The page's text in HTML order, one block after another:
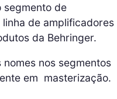
segmento de
de amplificadores
da Behringer.
nos segmentos
em masterização.